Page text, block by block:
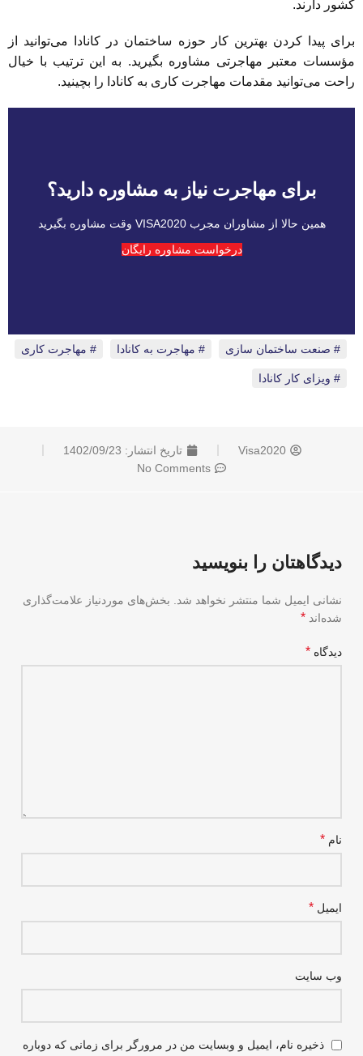
کشور دارند.
برای پیدا کردن بهترین کار حوزه ساختمان در کانادا می‌توانید از
مؤسسات معتبر مهاجرتی مشاوره بگیرید. به این ترتیب با خیال
راحت می‌توانید مقدمات مهاجرت کاری به کانادا را بچینید.
برای مهاجرت نیاز به مشاوره دارید؟
همین حالا از مشاوران مجرب VISA2020 وقت مشاوره بگیرید
درخواست مشاوره رایگان
صنعت ساختمان سازی مهاجرت به کانادا مهاجرت کاری
ویزای کار کانادا
Visa2020 تاریخ انتشار: 1402/09/23
No Comments
دیدگاهتان را بنویسید
نشانی ایمیل شما منتشر نخواهد شد.
بخش‌های موردنیاز علامت‌گذاری
شده‌اند *
دیدگاه *
نام *
ایمیل *
وب‌ سایت
ذخیره نام، ایمیل و وبسایت من در مرورگر برای زمانی که دوباره